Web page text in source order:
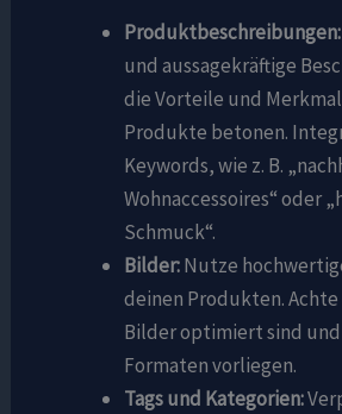
Produktbeschreibungen:
und aussagekräftige
die Vorteile und
Produkte betonen.
Keywords, wie z. B.
Wohnaccessoires“ oder
Schmuck“.
Bilder:Nutze
deinen Produkten. Achte
Bilder optimiert sind
Formaten vorliegen.
Tags und Kategorien: